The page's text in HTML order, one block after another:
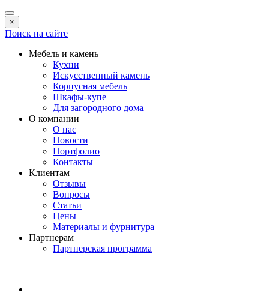
×
Поиск на сайте
Мебель и камень
Кухни
Искусственный камень
Корпусная мебель
Шкафы-купе
Для загородного дома
О компании
О нас
Новости
Портфолио
Контакты
Клиентам
Отзывы
Вопросы
Статьи
Цены
Материалы и фурнитура
Партнерам
Партнерская программа